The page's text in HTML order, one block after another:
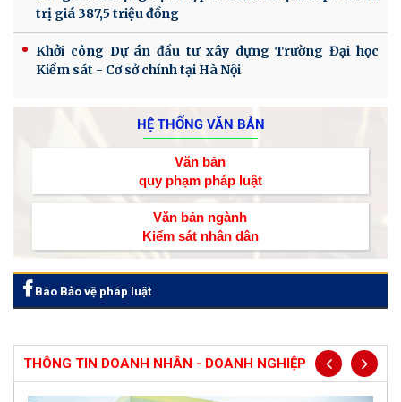
trị giá 387,5 triệu đồng
Khởi công Dự án đầu tư xây dựng Trường Đại học
Kiểm sát - Cơ sở chính tại Hà Nội
HỆ THỐNG VĂN BẢN
Văn bản
quy phạm pháp luật
Văn bản ngành
Kiểm sát nhân dân
Báo Bảo vệ pháp luật
THÔNG TIN DOANH NHÂN - DOANH NGHIỆP